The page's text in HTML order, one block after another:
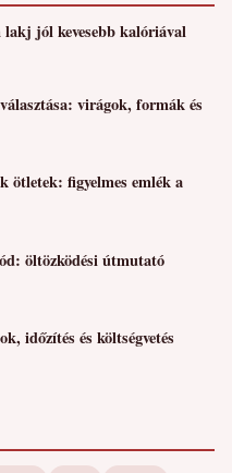
jól kevesebb kalóriával
virágok, formák és
ötletek: figyelmes emlék a
öltözködési útmutató
időzítés és költségvetés